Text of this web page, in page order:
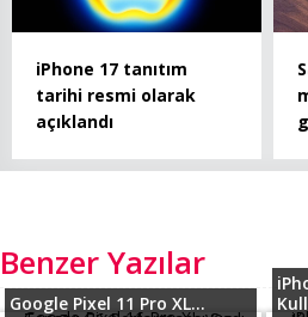
iPhone 17 tanıtım
tarihi resmi olarak
açıklandı
Benzer Yazılar
Google Pixel 11 Pro XL...